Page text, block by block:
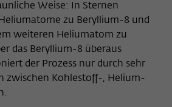
Weise: In Sternen
zu Beryllium-8 und
weiteren Heliumatom zu
das Beryllium-8 überaus
der Prozess nur durch sehr
zwischen Kohlestoff-, Helium-